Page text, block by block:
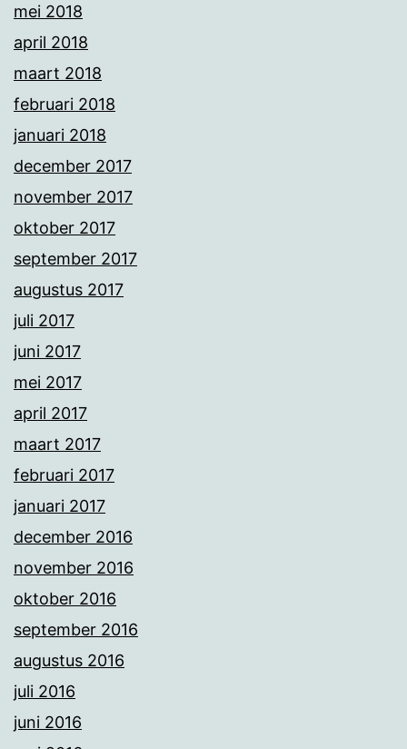
mei 2018
april 2018
maart 2018
februari 2018
januari 2018
december 2017
november 2017
oktober 2017
september 2017
augustus 2017
juli 2017
juni 2017
mei 2017
april 2017
maart 2017
februari 2017
januari 2017
december 2016
november 2016
oktober 2016
september 2016
augustus 2016
juli 2016
juni 2016